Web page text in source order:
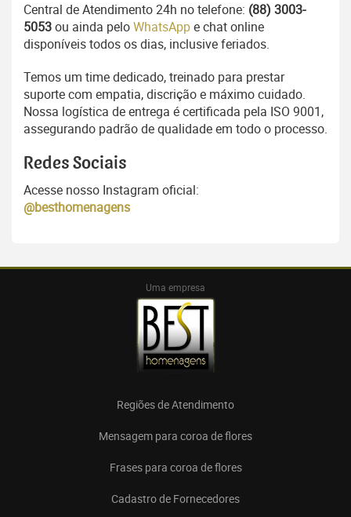
Central de Atendimento 24h no telefone: (88) 3003-
5053ou ainda peloWhatsAppe chat online
disponíveis todos os dias, inclusive feriados.
Temos um time dedicado, treinado para prestar
suporte com empatia, discrição e máximo cuidado.
Nossa logística de entrega é certificada pela ISO 9001,
assegurando padrão de qualidade em todo o processo.
Redes Sociais
Acesse nosso Instagram oficial:
@besthomenagens
Uma empresa
Regiões de Atendimento
Mensagem para coroa de flores
Frases para coroa de flores
Cadastro de Fornecedores